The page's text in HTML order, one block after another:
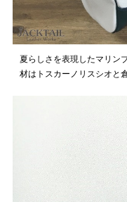
夏らしさを表現したマリン
材はトスカーノリスシオと